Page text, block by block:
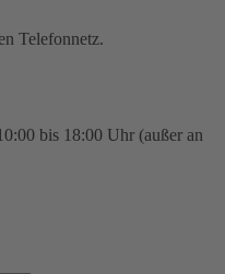
Telefonnetz.
bis 18:00 Uhr (außer an